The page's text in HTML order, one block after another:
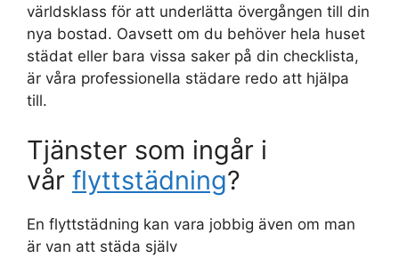
världsklass för att underlätta övergången till din
nya bostad. Oavsett om du behöver hela huset
städat eller bara vissa saker på din checklista,
är våra professionella städare redo att hjälpa
till.
Tjänster som ingår i
vår flyttstädning?
En flyttstädning kan vara jobbig även om man
är van att städa själv